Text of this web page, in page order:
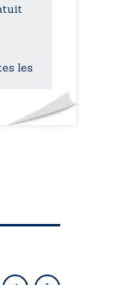
les